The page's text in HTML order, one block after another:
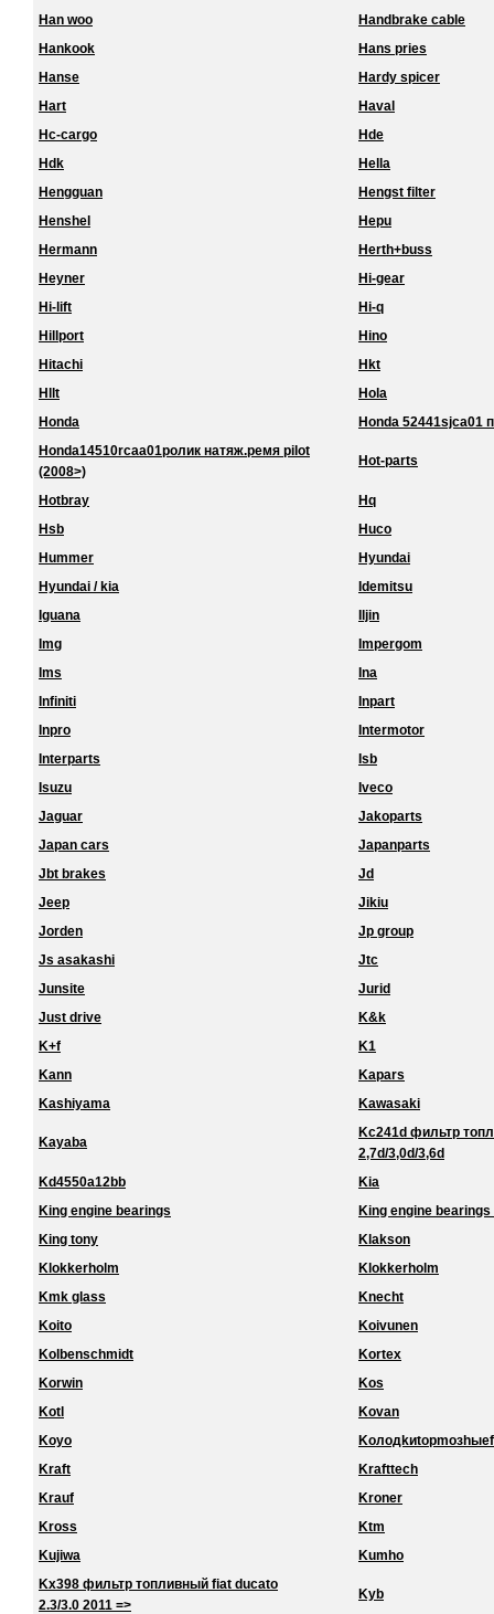
Han woo
Handbrake cable
Hankook
Hans pries
Hanse
Hardy spicer
Hart
Haval
Hc-cargo
Hde
Hdk
Hella
Hengguan
Hengst filter
Henshel
Hepu
Hermann
Herth+buss
Heyner
Hi-gear
Hi-lift
Hi-q
Hillport
Hino
Hitachi
Hkt
Hllt
Hola
Honda
Honda 52441sjca01
Honda14510rcaa01ролик натяж.ремя pilot
(2008>)
Hot-parts
Hotbray
Hq
Hsb
Huco
Hummer
Hyundai
Hyundai / kia
Idemitsu
Iguana
Iljin
Img
Impergom
Ims
Ina
Infiniti
Inpart
Inpro
Intermotor
Interparts
Isb
Isuzu
Iveco
Jaguar
Jakoparts
Japan cars
Japanparts
Jbt brakes
Jd
Jeep
Jikiu
Jorden
Jp group
Js asakashi
Jtc
Junsite
Jurid
Just drive
K&k
K+f
K1
Kann
Kapars
Kashiyama
Kawasaki
Kayaba
Kc241d фильтр
2,7d/3,0d/3,6d
Kd4550a12bb
Kia
King engine bearings
King engine bearings
King tony
Klakson
Klokkerholm
Klokkerholm
Kmk glass
Knecht
Koito
Koivunen
Kolbenschmidt
Kortex
Korwin
Kos
Kotl
Kovan
Koyo
Kraft
Krafttech
Krauf
Kroner
Kross
Ktm
Kujiwa
Kumho
Kx398 фильтр топливный fiat ducato
2.3/3.0 2011 =>
Kyb